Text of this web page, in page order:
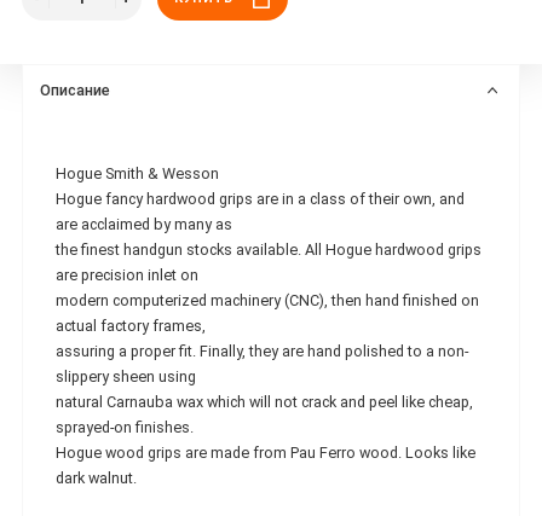
Описание
Hogue Smith & Wesson
Hogue fancy hardwood grips are in a class of their own, and
are acclaimed by many as
the finest handgun stocks available. All Hogue hardwood grips
are precision inlet on
modern computerized machinery (CNC), then hand finished on
actual factory frames,
assuring a proper fit. Finally, they are hand polished to a non-
slippery sheen using
natural Carnauba wax which will not crack and peel like cheap,
sprayed-on finishes.
Hogue wood grips are made from Pau Ferro wood. Looks like
dark walnut.